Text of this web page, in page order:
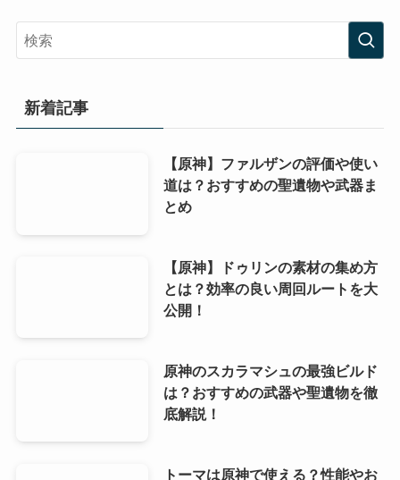
新着記事
【原神】ファルザンの評価や使い
道は？おすすめの聖遺物や武器ま
とめ
【原神】ドゥリンの素材の集め方
とは？効率の良い周回ルートを大
公開！
原神のスカラマシュの最強ビルド
は？おすすめの武器や聖遺物を徹
底解説！
トーマは原神で使える？性能やお